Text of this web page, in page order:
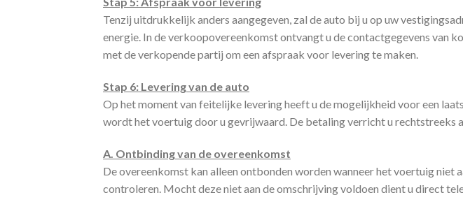
Tenzij uitdrukkelijk anders aangegeven, zal de auto bij u op uw
energie. In de verkoopovereenkomst ontvangt u de contactgegevens van
met de verkopende partij om een afspraak voor levering te maken.
Stap 6: Levering van de auto
Op het moment van feitelijke levering heeft u de mogelijkheid voor een
wordt het voertuig door u gevrijwaard. De betaling verricht u rechtstreeks
A. Ontbinding van de overeenkomst
De overeenkomst kan alleen ontbonden worden wanneer het voertuig
controleren. Mocht deze niet aan de omschrijving voldoen dient u direct